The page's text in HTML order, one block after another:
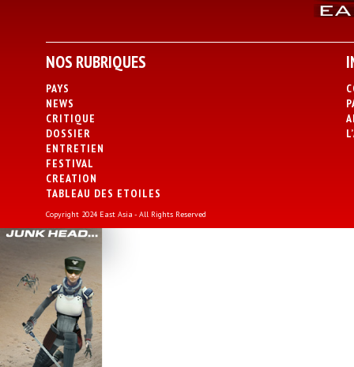
NOS RUBRIQUES
PAYS
NEWS
CRITIQUE
DOSSIER
ENTRETIEN
FESTIVAL
CREATION
TABLEAU DES ETOILES
Copyright 2024 East Asia - All Rights Reserved